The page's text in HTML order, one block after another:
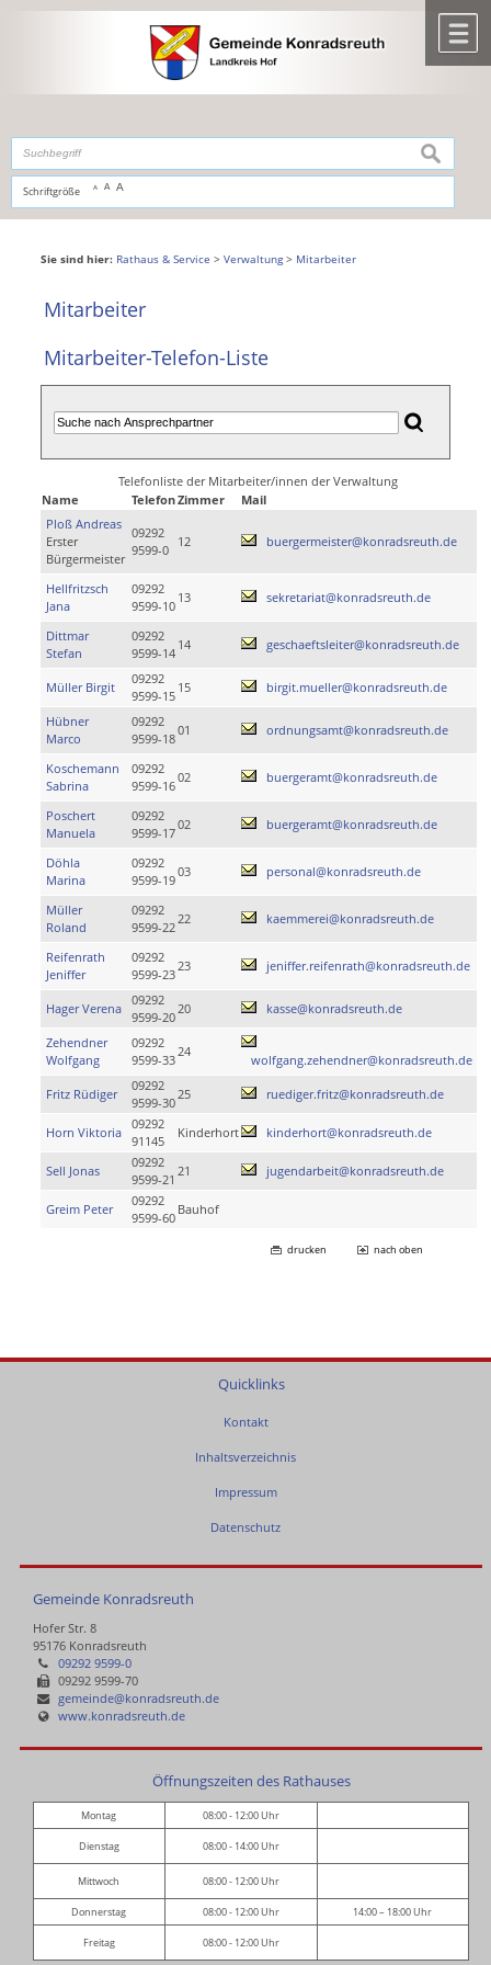
,zur Navigationoderzur Startseitespringen.
Schriftgröße A A A
suchen
Sie sind hier: Rathaus & Service > Verwaltung> Mitarbeiter
Mitarbeiter
Mitarbeiter-Telefon-Liste
Telefonliste der Mitarbeiter/innen der Verwaltung
Name
TelefonZimmer
Mail
Ploß Andreas
Erster
Bürgermeister
09292
9599-0
12 buergermeister@konradsreuth.de
Hellfritzsch
Jana
09292
9599-10
13 sekretariat@konradsreuth.de
Dittmar
Stefan
09292
9599-14
14 geschaeftsleiter@konradsreuth.de
Müller Birgit
09292
9599-15
15 birgit.mueller@konradsreuth.de
Hübner
Marco
09292
9599-18
01 ordnungsamt@konradsreuth.de
Koschemann
Sabrina
09292
9599-16
02 buergeramt@konradsreuth.de
Poschert
Manuela
09292
9599-17
02 buergeramt@konradsreuth.de
Döhla
Marina
09292
9599-19
03 personal@konradsreuth.de
Müller
Roland
09292
9599-22
22 kaemmerei@konradsreuth.de
Reifenrath
Jeniffer
09292
9599-23
23 jeniffer.reifenrath@konradsreuth.de
Hager Verena
09292
9599-20
20 kasse@konradsreuth.de
Zehendner
Wolfgang
09292
9599-33
24
wolfgang.zehendner@konradsreuth.de
Fritz Rüdiger
09292
9599-30
25 ruediger.fritz@konradsreuth.de
Horn Viktoria
09292
91145
Kinderhort kinderhort@konradsreuth.de
Sell Jonas
09292
9599-21
21 jugendarbeit@konradsreuth.de
Greim Peter
09292
9599-60
Bauhof
drucken nach oben
Quicklinks
Kontakt
Inhaltsverzeichnis
Impressum
Datenschutz
Gemeinde Konradsreuth
Hofer Str. 8
95176 Konradsreuth
09292 9599-0
09292 9599-70
gemeinde@konradsreuth.de
www.konradsreuth.de
Öffnungszeiten des Rathauses
Montag 08:00 - 12:00 Uhr
Dienstag 08:00 - 14:00 Uhr
Mittwoch 08:00 - 12:00 Uhr
Donnerstag 08:00 - 12:00 Uhr 14:00 – 18:00 Uhr
Freitag 08:00 - 12:00 Uhr